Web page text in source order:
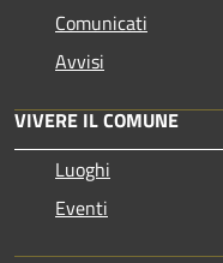
Comunicati
Avvisi
VIVERE IL COMUNE
Luoghi
Eventi